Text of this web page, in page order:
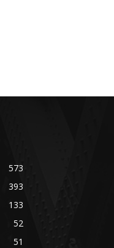
573
393
133
52
51